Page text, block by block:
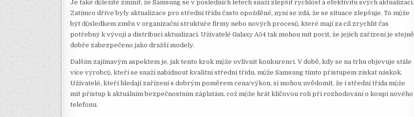
Je také důležité zmínit, že Samsung se v posledních letech snaží zlepšit rychlost a efektivitu svých aktualizací.
Zatímco dříve byly aktualizace pro střední třídu často opožděné, nyní se zdá, že se situace zlepšuje. To může
být důsledkem změn v organizační struktuře firmy nebo nových procesů, které mají za cíl zrychlit čas
potřebný k vývoji a distribuci aktualizací. Uživatelé Galaxy A54 tak mohou mít pocit, že jejich zařízení je stejně
dobře zabezpečeno jako dražší modely.
Dalším zajímavým aspektem je, jak tento krok může ovlivnit konkurenci. V době, kdy se na trhu objevuje stále
více výrobců, kteří se snaží nabídnout kvalitní střední třídu, může Samsung tímto přístupem získat náskok.
Uživatelé, kteří hledají zařízení s dobrým poměrem cena/výkon, si mohou uvědomit, že i střední třída může
mít přístup k aktuálním bezpečnostním záplatám, což může hrát klíčovou roli při rozhodování o koupi nového
telefonu.